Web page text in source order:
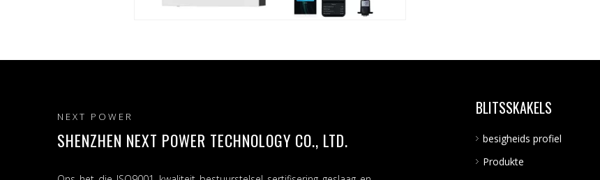
NEXT POWER
SHENZHEN NEXT POWER TECHNOLOGY CO., LTD.
BLITSSKAKELS
besigheids profiel
Produkte